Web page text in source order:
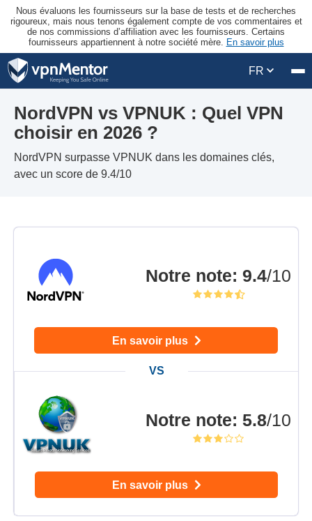
Nous évaluons les fournisseurs sur la base de tests et de recherches
rigoureux, mais nous tenons également compte de vos commentaires et
de nos commissions d’affiliation avec les fournisseurs. Certains
fournisseurs appartiennent à notre société mère. En savoir plus
FR
NordVPN vs VPNUK : Quel VPN
choisir en 2026 ?
NordVPN surpasse VPNUK dans les domaines clés,
avec un score de 9.4/10
Notre note: 9.4/10
En savoir plus
Notre note: 5.8/10
En savoir plus